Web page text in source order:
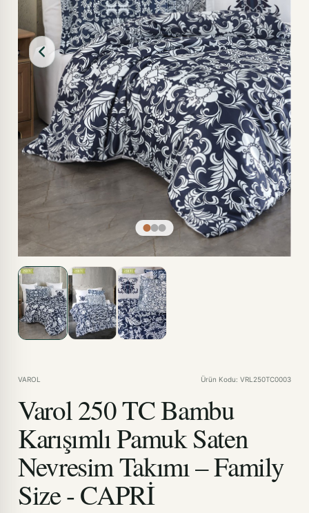
VAROL Ürün Kodu: VRL250TC0003
Varol 250 TC Bambu
Karışımlı Pamuk Saten
Nevresim Takımı – Family
Size - CAPRİ